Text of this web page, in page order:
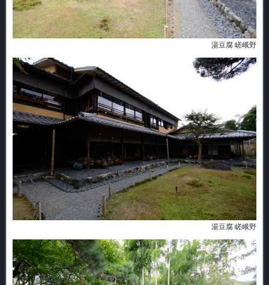
湯豆腐 嵯峨野
湯豆腐 嵯峨野